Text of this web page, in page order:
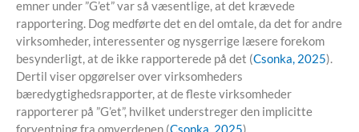
emner under ”G’et” var så væsentlige, at det krævede
rapportering. Dog medførte det en del omtale, da det for andre
virksomheder, interessenter og nysgerrige læsere forekom
besynderligt, at de ikke rapporterede på det (Csonka, 2025).
Dertil viser opgørelser over virksomheders
bæredygtighedsrapporter, at de fleste virksomheder
rapporterer på ”G’et”, hvilket understreger den implicitte
forventning fra omverdenen (Csonka, 2025).